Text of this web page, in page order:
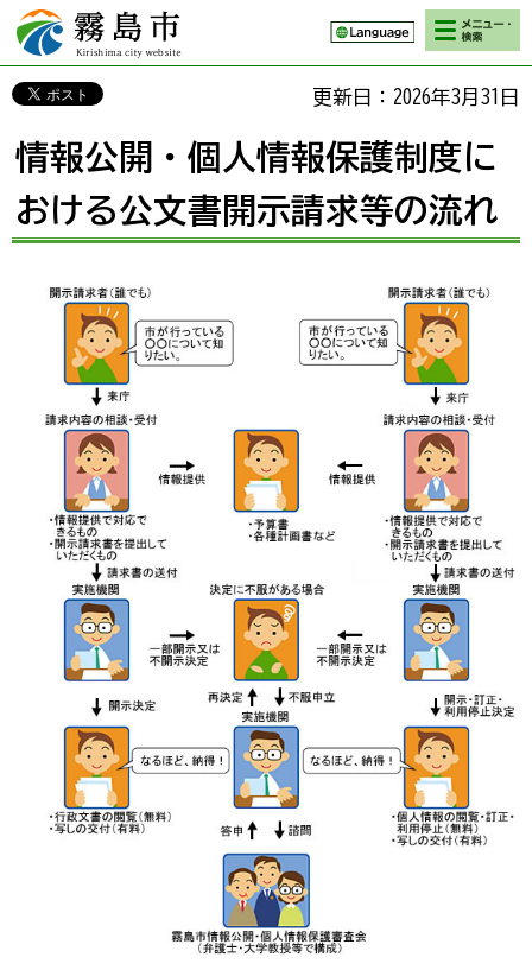
霧島市 Kirishima
city website
検索・メニ
ュー
更新日：2026年3月31日
情報公開・個人情報保護制度に
おける公文書開示請求等の流れ